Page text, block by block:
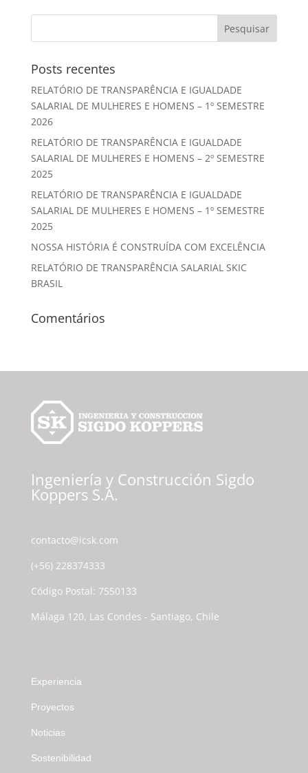
Posts recentes
RELATÓRIO DE TRANSPARÊNCIA E IGUALDADE
SALARIAL DE MULHERES E HOMENS – 1º SEMESTRE
2026
RELATÓRIO DE TRANSPARÊNCIA E IGUALDADE
SALARIAL DE MULHERES E HOMENS – 2º SEMESTRE
2025
RELATÓRIO DE TRANSPARÊNCIA E IGUALDADE
SALARIAL DE MULHERES E HOMENS – 1º SEMESTRE
2025
NOSSA HISTÓRIA É CONSTRUÍDA COM EXCELÊNCIA
RELATÓRIO DE TRANSPARÊNCIA SALARIAL SKIC
BRASIL
Comentários
Ingeniería y Construcción Sigdo
Koppers S.A.
contacto@icsk.com
(+56) 228374333
Código Postal: 7550133
Málaga 120, Las Condes - Santiago, Chile
Experiencia
Proyectos
Noticias
Sostenibilidad